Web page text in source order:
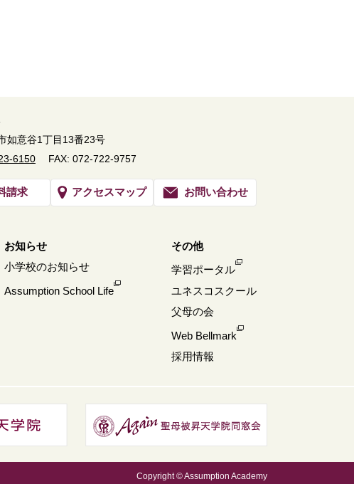
如意谷1丁目13番23号
6150 FAX: 072-722-9757
請求 アクセスマップ お問い合わせ
お知らせ
小学校のお知らせ
Assumption School Life
その他
学習ポータル
ユネスコスクール
父母の会
Web Bellmark
採用情報
Copyright © Assumption Academy